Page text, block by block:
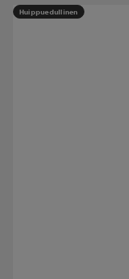
Huippuedullinen